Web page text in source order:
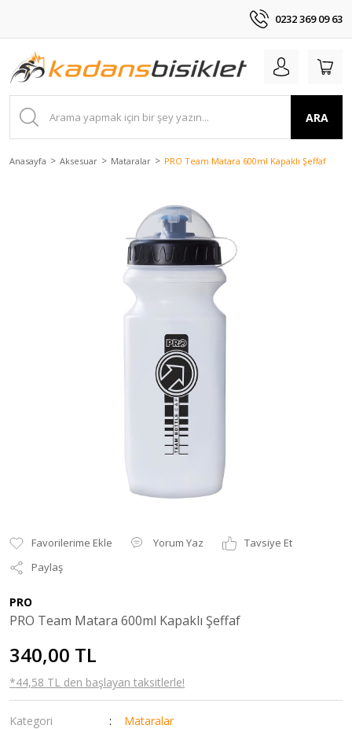
0232 369 09 63
ARA
Anasayfa Aksesuar Mataralar PRO Team Matara 600ml Kapaklı Şeffaf
Yorum Yaz
Tavsiye Et
Paylaş
PRO
PRO Team Matara 600ml Kapaklı Şeffaf
340,00 TL
*44,58 TL den başlayan taksitlerle!
Kategori
Mataralar